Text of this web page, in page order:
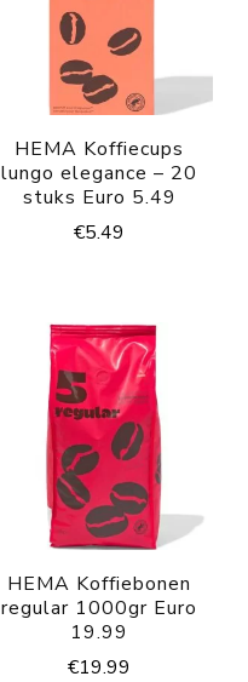
HEMA Koffiecups
lungo elegance – 20
stuks Euro 5.49
€5.49
HEMA Koffiebonen
regular 1000gr Euro
19.99
€19.99